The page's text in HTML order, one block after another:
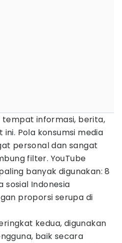
informasi, berita,
Pola konsumsi media
personal dan sangat
filter. YouTube
banyak digunakan: 8
sosial Indonesia
proporsi serupa di
kedua, digunakan
baik secara